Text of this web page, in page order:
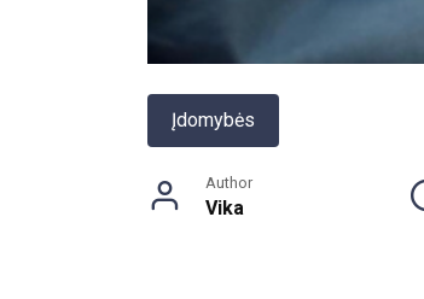
Įdomybės
Author
Vika